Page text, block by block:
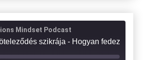
Mindset Podcast